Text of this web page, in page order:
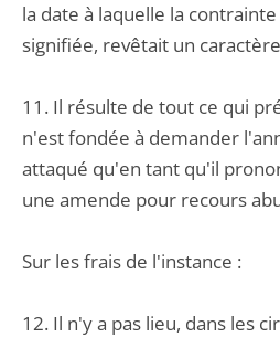
la date à laquelle la
signifiée, revêtait un
11. Il résulte de tout ce qui
n'est fondée à demander
attaqué qu'en tant qu'il
une amende pour recours
Sur les frais de l'instance :
12. Il n'y a pas lieu, dans les